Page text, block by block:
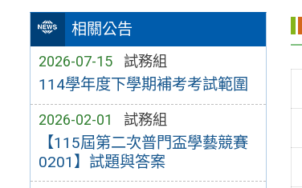
相關公告
2026-07-15 試務組
114學年度下學期補考考試範圍
2026-02-01 試務組
【115屆第二次普門盃學藝競賽
0201】試題與答案